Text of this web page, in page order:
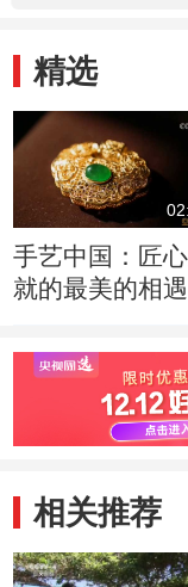
精选
手艺中国：匠
就的最美的相
相关推荐